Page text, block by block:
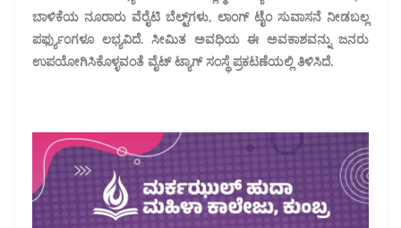
ಬಾಳಿಕೆಯ ನೂರಾರು ವೆರೈಟಿ ಬೆಲ್ಟ್‌ಗಳು, ಲಾಂಗ್ ಟೈಂ ಸುವಾಸನೆ ನೀಡಬಲ್ಲ
ಪರ್ಫ್ಯುಂಗಳೂ ಲಭ್ಯವಿದೆ. ಸೀಮಿತ ಅವಧಿಯ ಈ ಅವಕಾಶವನ್ನು ಜನರು
ಉಪಯೋಗಿಸಿಕೊಳ್ಳವಂತೆ ವೈಟ್ ಟ್ಯಾಗ್ ಸಂಸ್ಥೆ ಪ್ರಕಟಣೆಯಲ್ಲಿ ತಿಳಿಸಿದೆ.